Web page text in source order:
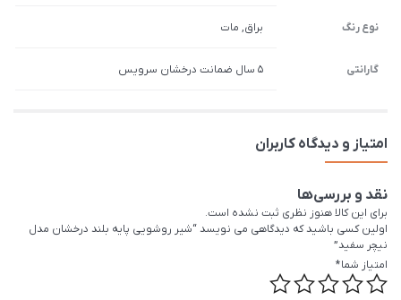
نوع رنگ براق, مات
گارانتی 5 سال ضمانت درخشان سرویس
امتیاز و دیدگاه کاربران
نقد و بررسی‌ها
برای این کالا هنوز نظری ثبت نشده است.
اولین کسی باشید که دیدگاهی می نویسد “شیر روشویی پایه بلند درخشان مدل
نیچر سفید”
امتیاز شما*